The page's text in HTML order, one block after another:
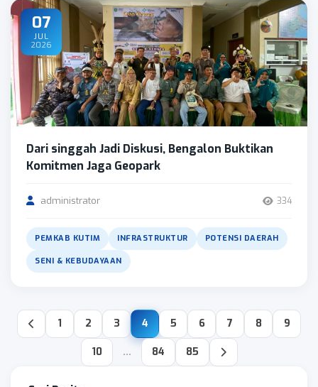
07
JUL
2026
Dari singgah Jadi Diskusi, Bengalon Buktikan
Komitmen Jaga Geopark
administrator 334
PEMKAB KUTIM INFRASTRUKTUR POTENSI DAERAH
SENI & KEBUDAYAAN
1 2 3 4 5 6 7 8 9
10 ... 84 85